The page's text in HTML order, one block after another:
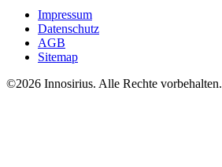
Impressum
Datenschutz
AGB
Sitemap
©2026 Innosirius. Alle Rechte vorbehalten.